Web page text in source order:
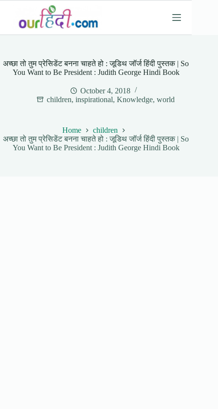
content
अच्छा तो तुम प्रेसिडेंट बनना चाहते हो : जूडिथ जॉर्ज हिंदी पुस्तक | So
You Want to Be President : Judith George Hindi Book
October 4, 2018
children, inspirational, Knowledge, world
Home
children
अच्छा तो तुम प्रेसिडेंट बनना चाहते हो : जूडिथ जॉर्ज हिंदी पुस्तक | So
You Want to Be President : Judith George Hindi Book